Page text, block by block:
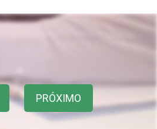
PRÓXIMO